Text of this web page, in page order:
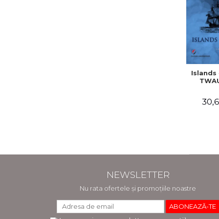
NEWSLETTER
Nu rata ofertele și promoțiile noastre